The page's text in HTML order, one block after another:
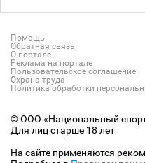
Помощь
Обратная связь
О портале
Реклама на портале
Пользовательское соглашение
Охрана труда
Политика обработки
© ООО «Национальный
Для лиц старше 18 лет
На сайте применяются